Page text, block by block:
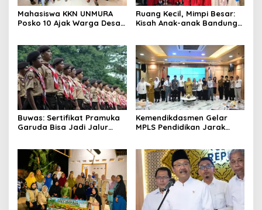
Mahasiswa KKN UNMURA
Posko 10 Ajak Warga Desa
Ruang Kecil, Mimpi Besar:
Kisah Anak-anak Bandung
Buwas: Sertifikat Pramuka
Garuda Bisa Jadi Jalur
Kemendikdasmen Gelar
MPLS Pendidikan Jarak